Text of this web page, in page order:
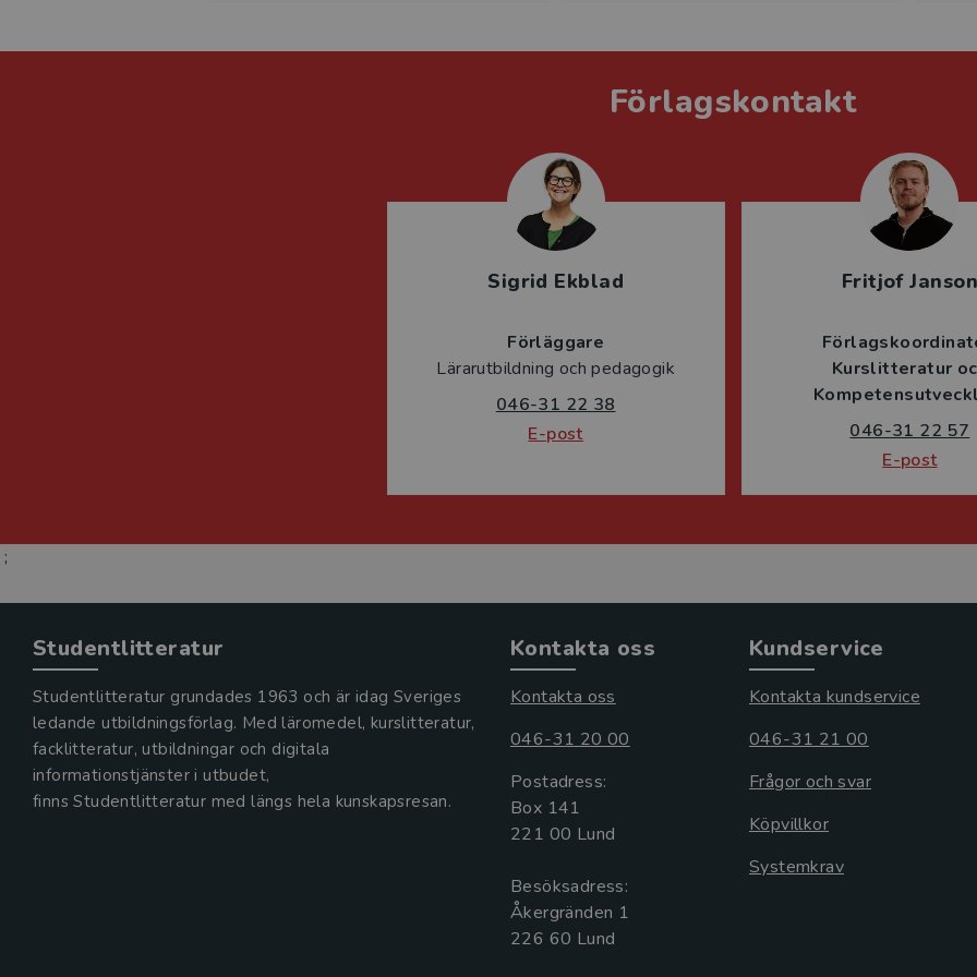
Förlagskontakt
Sigrid Ekblad
Förläggare
Lärarutbildning och pedagogik
046-31 22 38
E-post
Fritjof Janson
Kurslitteratur
046-31 22 57
E-post
;
Studentlitteratur
Studentlitteratur grundades 1963 och är idag Sveriges
ledande utbildningsförlag. Med läromedel, kurslitteratur,
facklitteratur, utbildningar och digitala
informationstjänster i utbudet,
finns Studentlitteratur med längs hela kunskapsresan.
Kontakta oss
Kontakta oss
046-31 20 00
Postadress:
Box 141
221 00 Lund
Besöksadress:
Åkergränden 1
Kundservice
Kontakta kundservice
046-31 21 00
Frågor och svar
Köpvillkor
Systemkrav